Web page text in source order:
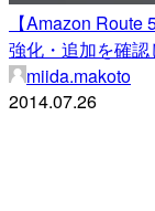
【Amazon
強化・追加を確認
miida.makoto
2014.07.26